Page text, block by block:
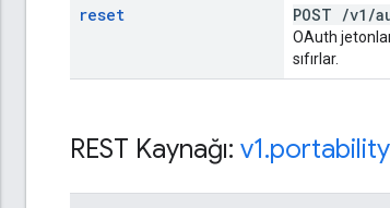
reset POST /v1 /
OAuth
sıfırlar.
REST Kaynağı: v1.portability